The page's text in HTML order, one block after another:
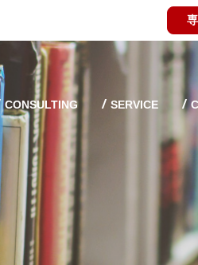
CONSULTING SERVICE